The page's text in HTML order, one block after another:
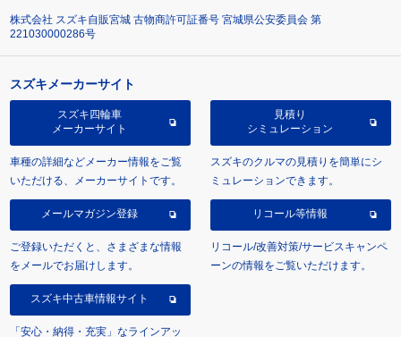
株式会社 スズキ自販宮城 古物商許可証番号 宮城県公安委員会 第
221030000286号
スズキメーカーサイト
スズキ四輪車
メーカーサイト
車種の詳細などメーカー情報をご覧
いただける、メーカーサイトです。
見積り
シミュレーション
スズキのクルマの見積りを簡単にシ
ミュレーションできます。
メールマガジン登録
ご登録いただくと、さまざまな情報
をメールでお届けします。
リコール等情報
リコール/改善対策/サービスキャンペ
ーンの情報をご覧いただけます。
スズキ中古車情報サイト
「安心・納得・充実」なラインアッ